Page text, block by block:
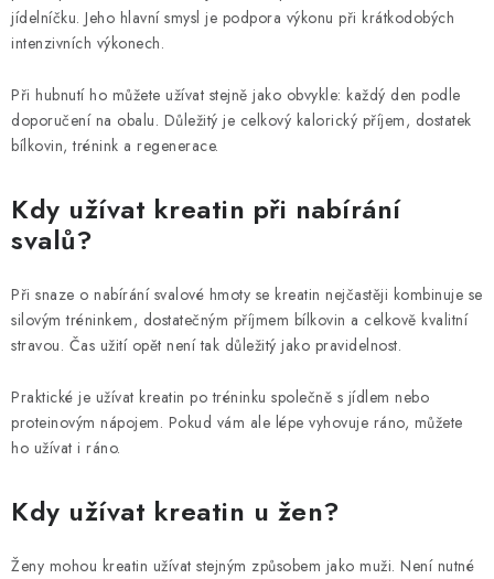
jídelníčku. Jeho hlavní smysl je podpora výkonu při krátkodobých
intenzivních výkonech.
Při hubnutí ho můžete užívat stejně jako obvykle: každý den podle
doporučení na obalu. Důležitý je celkový kalorický příjem, dostatek
bílkovin, trénink a regenerace.
Kdy užívat kreatin při nabírání
svalů?
Při snaze o nabírání svalové hmoty se kreatin nejčastěji kombinuje se
silovým tréninkem, dostatečným příjmem bílkovin a celkově kvalitní
stravou. Čas užití opět není tak důležitý jako pravidelnost.
Praktické je užívat kreatin po tréninku společně s jídlem nebo
proteinovým nápojem. Pokud vám ale lépe vyhovuje ráno, můžete
ho užívat i ráno.
Kdy užívat kreatin u žen?
Ženy mohou kreatin užívat stejným způsobem jako muži. Není nutné